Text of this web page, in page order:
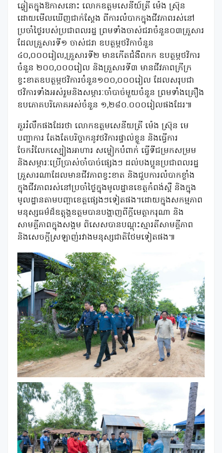
ឆ្លៀត​ក្នុង​ឱកាស​នោះ​ លោកឧត្តមសេនីយ៍​ត្រី​​​ ម៉េ​ង​ ​ស្រ៊ុន​
ដោយ​មើលឃើញ​ជាក់ស្តែង​ ពីការលំបាកក្នុងជីវភាពរស់នៅ
ប្រចាំថ្ងៃរបស់ប្រជាពលរដ្ឋ ព្រមទាំងចាស់ជរាចំនួន០៣គ្រួសារ​​
ដែលគ្រួសារទី១ ចាស់ជរា ឧបត្ថម្ភ​ថវិកា​ចំនួន​
៤០,០០០រៀល,គ្រួសារទី២ មានកើតជំងឺពកក​ ឧបត្ថម្ភ​ថវិការ​
ចំនួន​ ២០០,០០០រៀល​ និងគ្រួសារទី៣ មានជីវភាពក្រីក្រ
ខ្វះខាត​ឧបត្ថម្ភ​ថវិការចំនួន១០០,០០០រៀល​ ដែលសរុបជា
ថវិការទាំងអស់​រួម​និង​សម្ភារៈ​ចាំបាច់​មួយចំនួន​ ព្រមទាំងគ្រឿង
ឧបភោគ​បរិភោគអស់ចំនួន ១,២៨០.០០០រៀលផងដែរ៕
គួររំលឹកផងដែរថា លោកឧត្តមសេនីយត្រី ម៉េង ស្រ៊ុន មេ
បញ្ជាការ​​​​ តែងតែបរិច្ចាកនូវថវិការផ្ទាល់ខ្លួន និងធ្វើការ
ចែករំលែកស្បៀងអាហារ សម្លៀកបំពាក់ ធ្វើទីជម្រកសម្រម
និងសម្ភារៈប្រើប្រាស់ចាំបាច់ផ្សេងៗ ដល់បងប្អូនប្រជាពលរដ្ឋ
គ្រួសារណាដែលមានជីវភាពខ្វះខាត និងជួបការលំបាកខ្លាំង
ក្នុងជីវភាពរស់នៅប្រចាំថ្ងៃក្នុងមូលដ្ឋានខេត្តកំពង់ស្ពឺ​ និងក្នុង
មូលដ្ឋានតាមបញ្តាខេត្តផ្សេងៗទៀតផង។ដោយក្នុងសកម្មភាព
មនុស្សធម៌ដ៏ឧត្តុង្គឧត្តមបានបង្ហាញពីក្តីមេត្តាករុណា និង
សាមគ្គីភាពក្នុងសង្គម ពិសេសបានបណ្តុះស្មារតីសាមគ្គីភាព
និងសេចក្តីស្រឡាញ់រវាងមនុស្សជាតិថែមទៀតផង៕